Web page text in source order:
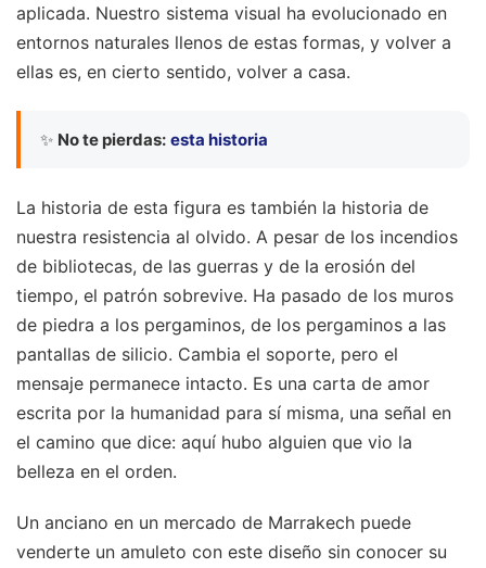
aplicada. Nuestro sistema visual ha evolucionado en
entornos naturales llenos de estas formas, y volver a
ellas es, en cierto sentido, volver a casa.
✨ No te pierdas: esta historia
La historia de esta figura es también la historia de
nuestra resistencia al olvido. A pesar de los incendios
de bibliotecas, de las guerras y de la erosión del
tiempo, el patrón sobrevive. Ha pasado de los muros
de piedra a los pergaminos, de los pergaminos a las
pantallas de silicio. Cambia el soporte, pero el
mensaje permanece intacto. Es una carta de amor
escrita por la humanidad para sí misma, una señal en
el camino que dice: aquí hubo alguien que vio la
belleza en el orden.
Un anciano en un mercado de Marrakech puede
venderte un amuleto con este diseño sin conocer su